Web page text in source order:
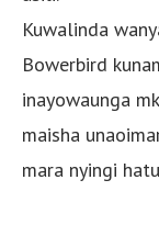
Kuwalinda
Bowerbird
inayowaunga
maisha
mara nyingi